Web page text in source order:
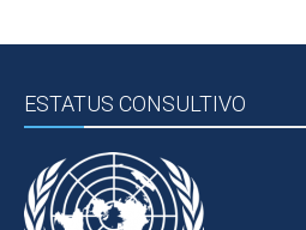
ESTATUS CONSULTIVO